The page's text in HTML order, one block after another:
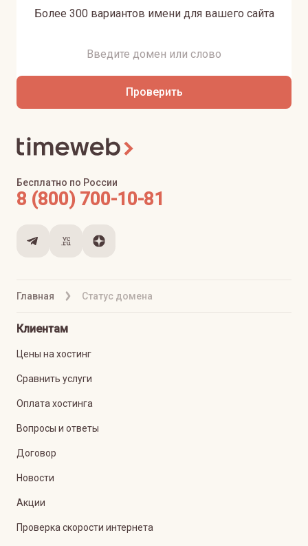
Более 300 вариантов имени для вашего сайта
Проверить
Главная Статус домена
Бесплатно по России
8 (800) 700-10-81
Клиентам
Цены на хостинг
Сравнить услуги
Оплата хостинга
Вопросы и ответы
Договор
Новости
Акции
Проверка скорости интернета